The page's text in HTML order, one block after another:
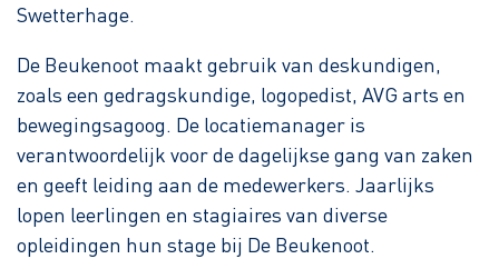
Swetterhage.
De Beukenoot maakt gebruik van deskundigen,
zoals een gedragskundige, logopedist, AVG arts en
bewegingsagoog. De locatiemanager is
verantwoordelijk voor de dagelijkse gang van zaken
en geeft leiding aan de medewerkers. Jaarlijks
lopen leerlingen en stagiaires van diverse
opleidingen hun stage bij De Beukenoot.